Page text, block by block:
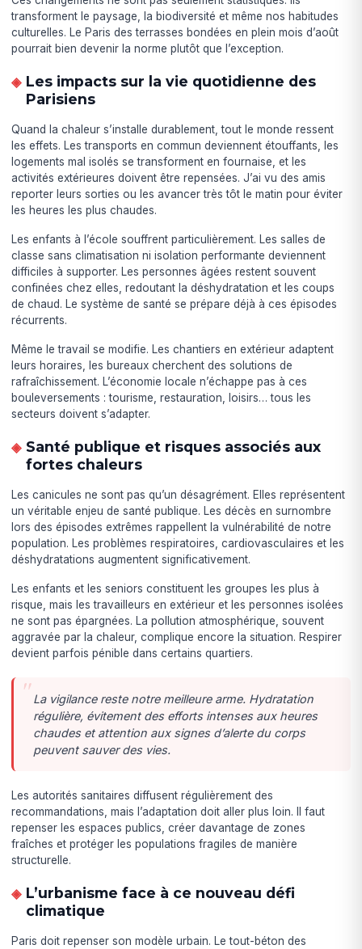
transforment le paysage, la biodiversité et même nos habitudes
culturelles. Le Paris des terrasses bondées en plein mois d’août
pourrait bien devenir la norme plutôt que l’exception.
Les impacts sur la vie quotidienne des
Parisiens
Quand la chaleur s’installe durablement, tout le monde ressent
les effets. Les transports en commun deviennent étouffants, les
logements mal isolés se transforment en fournaise, et les
activités extérieures doivent être repensées. J’ai vu des amis
reporter leurs sorties ou les avancer très tôt le matin pour éviter
les heures les plus chaudes.
Les enfants à l’école souffrent particulièrement. Les salles de
classe sans climatisation ni isolation performante deviennent
difficiles à supporter. Les personnes âgées restent souvent
confinées chez elles, redoutant la déshydratation et les coups
de chaud. Le système de santé se prépare déjà à ces épisodes
récurrents.
Même le travail se modifie. Les chantiers en extérieur adaptent
leurs horaires, les bureaux cherchent des solutions de
rafraîchissement. L’économie locale n’échappe pas à ces
bouleversements : tourisme, restauration, loisirs… tous les
secteurs doivent s’adapter.
Santé publique et risques associés aux
fortes chaleurs
Les canicules ne sont pas qu’un désagrément. Elles représentent
un véritable enjeu de santé publique. Les décès en surnombre
lors des épisodes extrêmes rappellent la vulnérabilité de notre
population. Les problèmes respiratoires, cardiovasculaires et les
déshydratations augmentent significativement.
Les enfants et les seniors constituent les groupes les plus à
risque, mais les travailleurs en extérieur et les personnes isolées
ne sont pas épargnées. La pollution atmosphérique, souvent
aggravée par la chaleur, complique encore la situation. Respirer
devient parfois pénible dans certains quartiers.
La vigilance reste notre meilleure arme. Hydratation
régulière, évitement des efforts intenses aux heures
chaudes et attention aux signes d’alerte du corps
peuvent sauver des vies.
Les autorités sanitaires diffusent régulièrement des
recommandations, mais l’adaptation doit aller plus loin. Il faut
repenser les espaces publics, créer davantage de zones
fraîches et protéger les populations fragiles de manière
structurelle.
L’urbanisme face à ce nouveau défi
climatique
Paris doit repenser son modèle urbain. Le tout-béton des